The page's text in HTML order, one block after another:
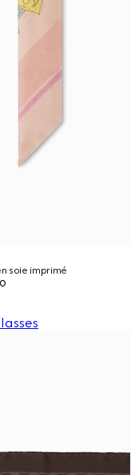
soie imprimé